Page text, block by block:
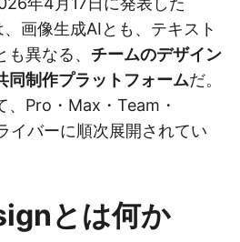
画像生成AIとも、テキスト
異なる、 チームのデザイン
同制作プラットフォームだ。
、Pro・Max・Team・
イバーに順次展開されてい
とは何か